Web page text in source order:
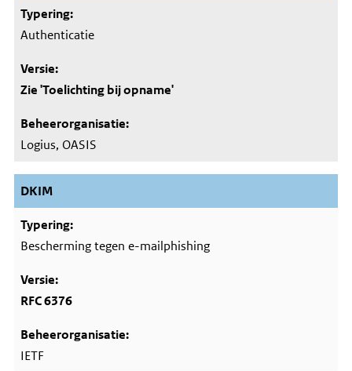
Authenticatie
Zie 'Toelichting bij opname'
Logius, OASIS
DKIM
Bescherming tegen e-mailphishing
RFC 6376
IETF